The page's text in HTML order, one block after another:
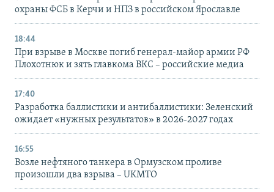
охраны ФСБ в Керчи и НПЗ в российском Ярославле
18:44
При взрыве в Москве погиб генерал-майор армии РФ
Плохотнюк и зять главкома ВКС – российские медиа
17:40
Разработка баллистики и антибаллистики: Зеленский
ожидает «нужных результатов» в 2026-2027 годах
16:55
Возле нефтяного танкера в Ормузском проливе
произошли два взрыва – UKMTO